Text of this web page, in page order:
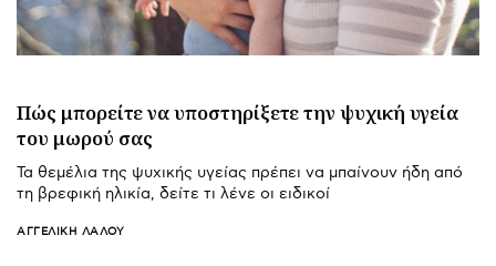
Πώς μπορείτε να υποστηρίξετε την ψυχική υγεία
του μωρού σας
Τα θεμέλια της ψυχικής υγείας πρέπει να μπαίνουν ήδη από
τη βρεφική ηλικία, δείτε τι λένε οι ειδικοί
ΑΓΓΕΛΙΚΉ ΛΆΛΟΥ